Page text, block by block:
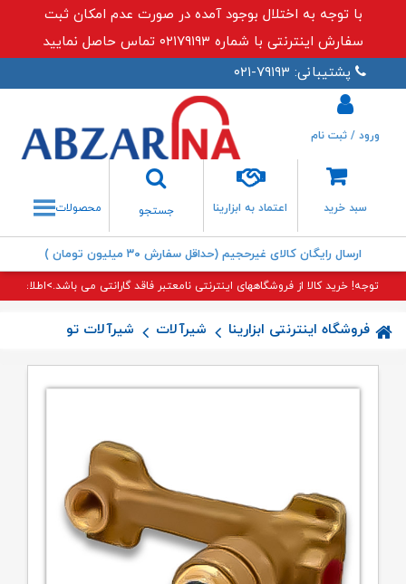
با توجه به اختلال بوجود آمده در صورت عدم امکان ثبت
سفارش اینترنتی با شماره ۰۲۱۷۹۱۹۳ تماس حاصل نمایید
پشتیبانی: ۷۹۱۹۳-۰۲۱
سبد خرید اعتماد به ابزارینا
جستجو
جستجو
ورود / ثبت نام
محصولات
ارسال رایگان کالای غیرحجیم (حداقل سفارش ۳۰ میلیون تومان )
توجه! خرید کالا از فروشگاههای اینترنتی نامعتبر فاقد گارانتی می باشد.>اطلاعات
فروشگاه اینترنتی ابزارینا شیرآلات شیرآلات توکار